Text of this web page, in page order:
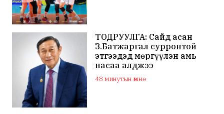
ТОДРУУЛГА: Сайд асан
З.Батжаргал сурронтой
этгээдэд мөргүүлэн амь
насаа алджээ
48 минутын өмнө